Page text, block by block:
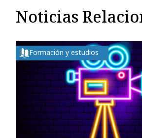
Noticias
Formación y estudios